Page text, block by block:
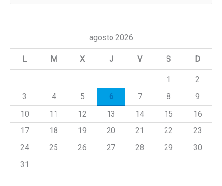
a
agosto 2026
L M X J V S D
1
2
3
4 5 6 7 8
9
10
11 12 13 14 15
16
17
18 19 20 21 22
23
24
25 26 27 28 29
30
31